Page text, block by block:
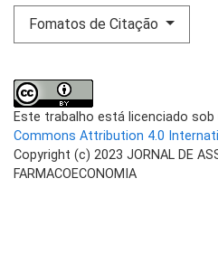
Fomatos de Citação
Este trabalho está licenciado sob
Commons Attribution 4.0
Copyright (c) 2023 JORNAL DE
FARMACOECONOMIA